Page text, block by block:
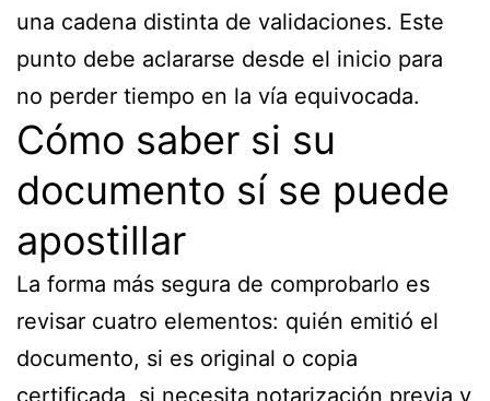
una cadena distinta de validaciones. Este
punto debe aclararse desde el inicio para
no perder tiempo en la vía equivocada.
Cómo saber si su
documento sí se puede
apostillar
La forma más segura de comprobarlo es
revisar cuatro elementos: quién emitió el
documento, si es original o copia
certificada, si necesita notarización previa y